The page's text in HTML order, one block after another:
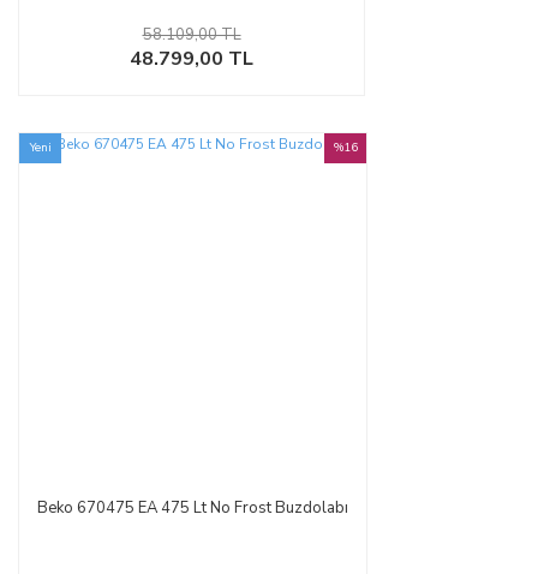
48.799,00 TL
58.109,00 TL
Yeni
Beko 670475 EA 475 Lt No Frost Buzdolabı
%16